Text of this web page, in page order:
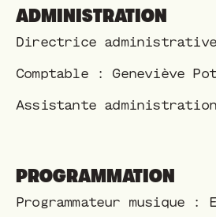
ADMINISTRATION
Directrice
Comptable : Geneviève Pot
Assistante administration
PROGRAMMATION
Programmateur musique :